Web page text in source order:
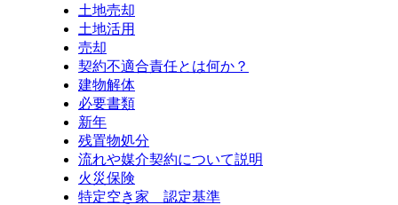
土地売却
土地活用
売却
契約不適合責任とは何か？
建物解体
必要書類
新年
残置物処分
流れや媒介契約について説明
火災保険
特定空き家 認定基準